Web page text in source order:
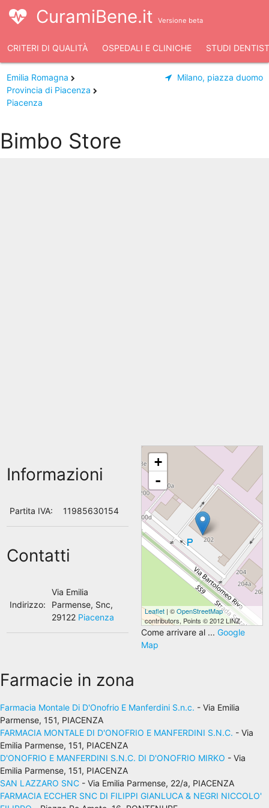
CuramiBene.it Versione beta
CRITERI DI QUALITÀ OSPEDALI E CLINICHE STUDI
Emilia Romagna
Provincia di Piacenza
Piacenza
Milano, piazza duomo
Bimbo Store
Informazioni
Partita IVA: 11985630154
Contatti
Indirizzo:
Via Emilia
Parmense, Snc,
29122 Piacenza
+
-
Leaflet| ©OpenStreetMap
contributors, Points © 2012 LINZ
Come arrivare al ... Google
Map
Farmacie in zona
Farmacia Montale Di D'Onofrio E Manferdini S.n.c. - Via Emilia
Parmense, 151, PIACENZA
FARMACIA MONTALE DI D'ONOFRIO E MANFERDINI S.N.C. - Via
Emilia Parmense, 151, PIACENZA
D'ONOFRIO E MANFERDINI S.N.C. DI D'ONOFRIO MIRKO - Via
Emilia Parmense, 151, PIACENZA
SAN LAZZARO SNC - Via Emilia Parmense, 22/a, PIACENZA
FARMACIA ECCHER SNC DI FILIPPI GIANLUCA & NEGRI NICCOLO'